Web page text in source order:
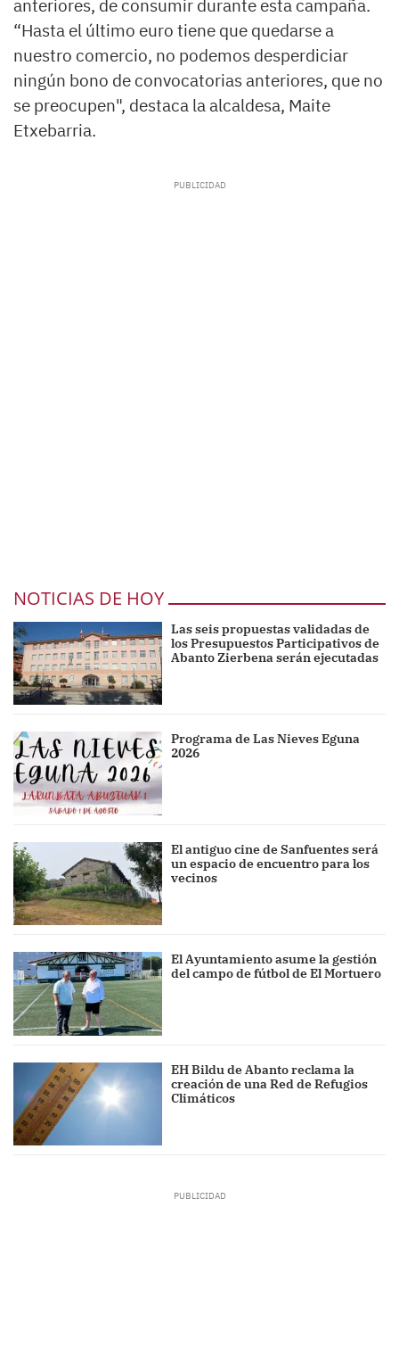
anteriores, de consumir durante esta campaña.
“Hasta el último euro tiene que quedarse a
nuestro comercio, no podemos desperdiciar
ningún bono de convocatorias anteriores, que no
se preocupen", destaca la alcaldesa, Maite
Etxebarria.
NOTICIAS DE HOY
Las seis propuestas validadas de
los Presupuestos Participativos de
Abanto Zierbena serán ejecutadas
Programa de Las Nieves Eguna
2026
El antiguo cine de Sanfuentes será
un espacio de encuentro para los
vecinos
El Ayuntamiento asume la gestión
del campo de fútbol de El Mortuero
EH Bildu de Abanto reclama la
creación de una Red de Refugios
Climáticos